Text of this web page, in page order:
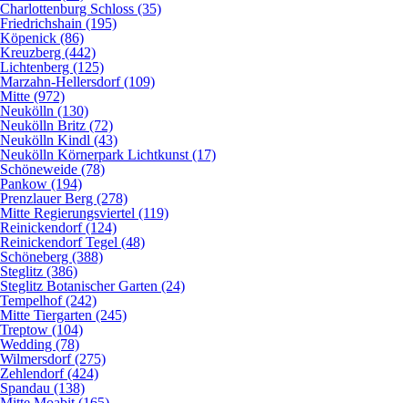
Charlottenburg Schloss (35)
Friedrichshain (195)
Köpenick (86)
Kreuzberg (442)
Lichtenberg (125)
Marzahn-Hellersdorf (109)
Mitte (972)
Neukölln (130)
Neukölln Britz (72)
Neukölln Kindl (43)
Neukölln Körnerpark Lichtkunst (17)
Schöneweide (78)
Pankow (194)
Prenzlauer Berg (278)
Mitte Regierungsviertel (119)
Reinickendorf (124)
Reinickendorf Tegel (48)
Schöneberg (388)
Steglitz (386)
Steglitz Botanischer Garten (24)
Tempelhof (242)
Mitte Tiergarten (245)
Treptow (104)
Wedding (78)
Wilmersdorf (275)
Zehlendorf (424)
Spandau (138)